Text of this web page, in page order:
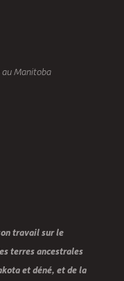
au Manitoba
travail sur le
terres ancestrales
et déné, et de la